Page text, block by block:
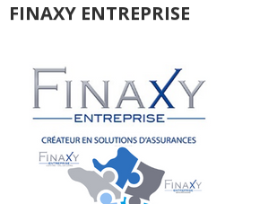
FINAXY ENTREPRISE